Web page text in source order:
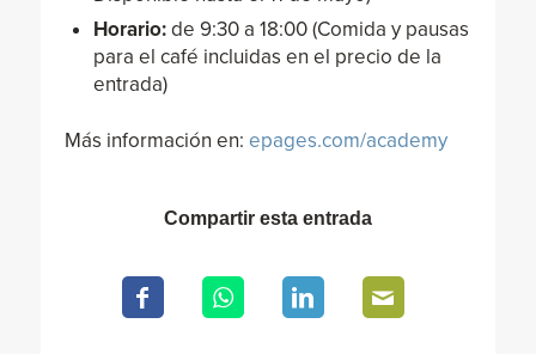
Horario:de 9:30 a 18:00 (Comida y pausas
para el café incluidas en el precio de la
entrada)
Más información en: epages.com/academy
Compartir esta entrada